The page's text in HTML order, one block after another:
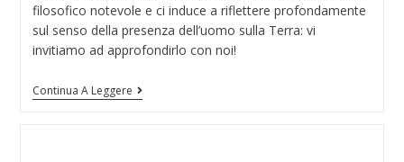
filosofico notevole e ci induce a riflettere profondamente
sul senso della presenza dell’uomo sulla Terra: vi
invitiamo ad approfondirlo con noi!
Continua A Leggere